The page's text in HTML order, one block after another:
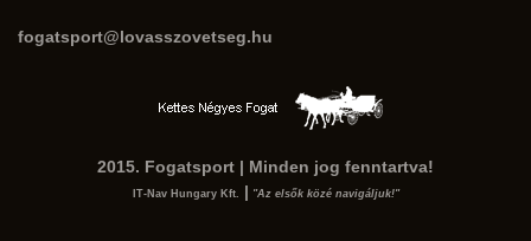
fogatsport@lovasszovetseg.hu
2015. Fogatsport | Minden jog fenntartva!
IT-Nav Hungary Kft. | "Az elsők közé navigáljuk!"